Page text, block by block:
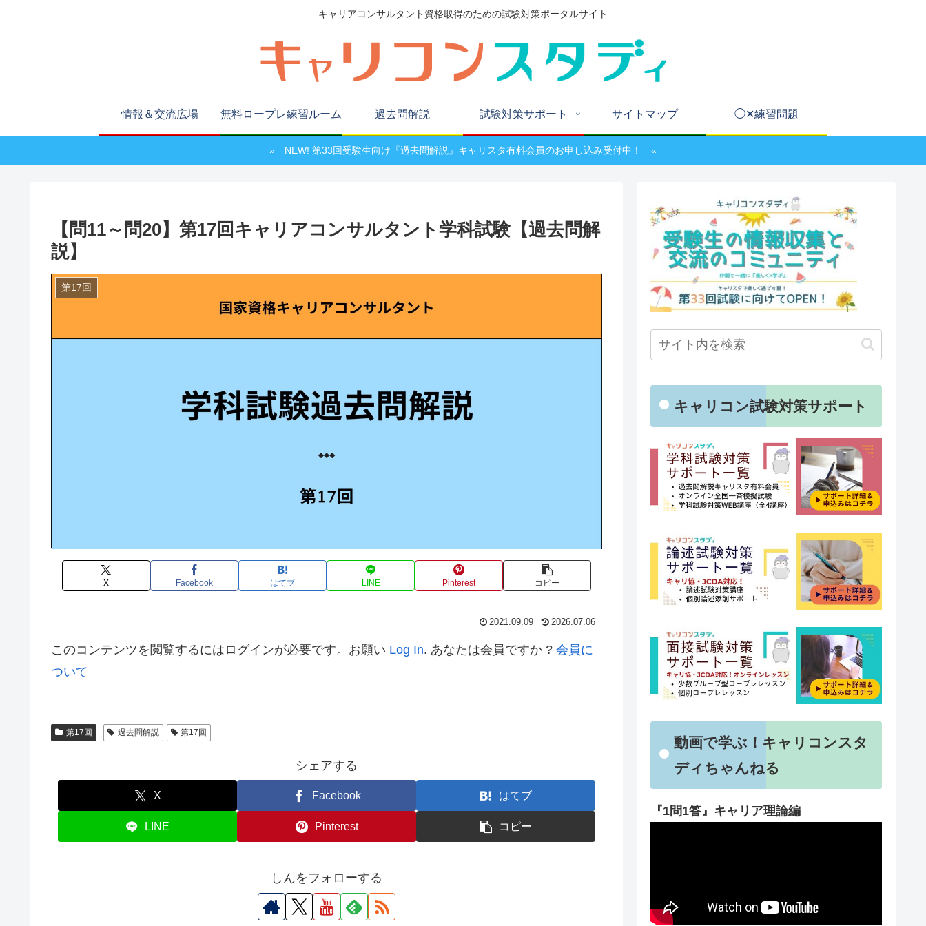
キャリアコンサルタント資格取得のための試験対策ポータルサイト
情報＆交流広場 無料ロープレ練習ルーム 過去問解説 試験対策サポート サイトマップ ◯✕練習問題
» NEW! 第33回受験生向け『過去問解説』キャリスタ有料会員のお申し込み受付中！ «
【問11～問20】第17回キャリアコンサルタント学科試験【過去問解
説】
第17回
X Facebook はてブ LINE Pinterest コピー
2021.09.09 2026.07.06
このコンテンツを閲覧するにはログインが必要です。お願い Log In. あなたは会員ですか ? 会員に
ついて
第17回 過去問解説 第17回
シェアする
X Facebook はてブ
LINE Pinterest コピー
しんをフォローする
キャリコン試験対策サポート
動画で学ぶ！キャリコンスタ
ディちゃんねる
『1問1答』キャリア理論編